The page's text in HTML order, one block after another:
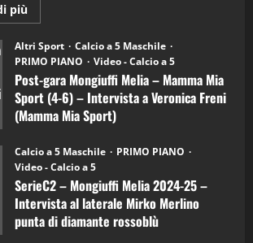
più
informazioni
Post-
gara
Mongiuffi
Melia
–
Mamma
Mia
Sport
6)
–
Intervista
a
mister
Arturo
Carciotto
(Mongiuffi
Altri Sport
Calcio a 5 Maschile
PRIMO PIANO
Video - Calcio a 5
Post-gara Mongiuffi Melia – Mamma Mia
Sport (4-6) – Intervista a Veronica Freni
(Mamma Mia Sport)
Calcio a 5 Maschile
PRIMO PIANO
Video - Calcio a 5
SerieC2 – Mongiuffi Melia 2024-25 –
Intervista al laterale Mirko Merlino
punta di diamante rossoblù
"SportEmpire" in Podcast
“SportEmpire” in Podcast: 28^ Puntata
(Martedi 21 Aprile 2026)
21/04/2026
“SportEmpire” in Podcast: 27^ Puntata
(Martedi 14 Aprile 2026)
15/04/2026